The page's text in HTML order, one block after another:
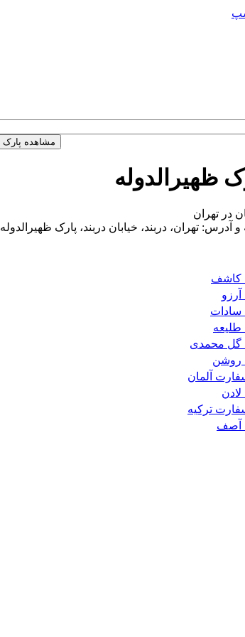
ظهیرالدوله
در تهران
آدرس: تهران، دربند، خیابان دربند، پارک ظهیرالدوله
کاشف
آرزو
سادات
طلیعه
گل محمدی
روشن
آلمان
لادن
ترکیه
آصف